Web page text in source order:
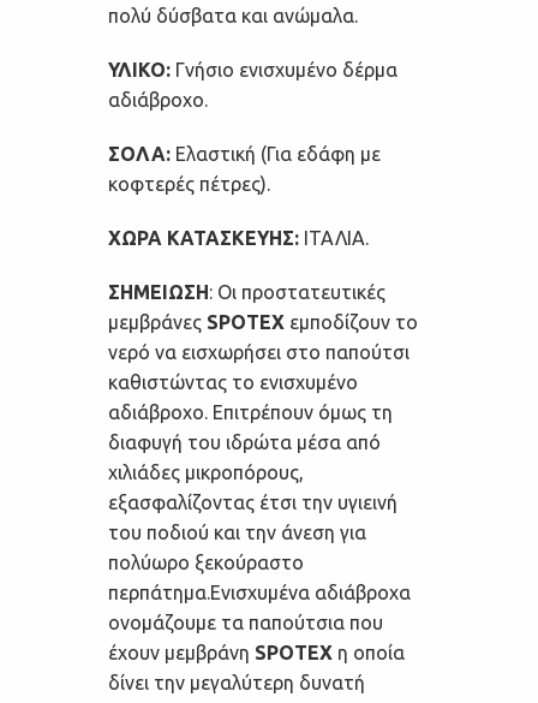
πολύ δύσβατα και ανώμαλα.
ΥΛΙΚΟ: Γνήσιο ενισχυμένο δέρμα
αδιάβροχο.
ΣΟΛΑ: Ελαστική (Για εδάφη με
κοφτερές πέτρες).
ΧΩΡΑ ΚΑΤΑΣΚΕΥΗΣ: ΙΤΑΛΙΑ.
ΣΗΜΕΙΩΣΗ: Οι προστατευτικές
μεμβράνες SPOTEX εμποδίζουν το
νερό να εισχωρήσει στο παπούτσι
καθιστώντας το ενισχυμένο
αδιάβροχο. Επιτρέπουν όμως τη
διαφυγή του ιδρώτα μέσα από
χιλιάδες μικροπόρους,
εξασφαλίζοντας έτσι την υγιεινή
του ποδιού και την άνεση για
πολύωρο ξεκούραστο
περπάτημα.Ενισχυμένα αδιάβροχα
ονομάζουμε τα παπούτσια που
έχουν μεμβράνη SPOTEX η οποία
δίνει την μεγαλύτερη δυνατή